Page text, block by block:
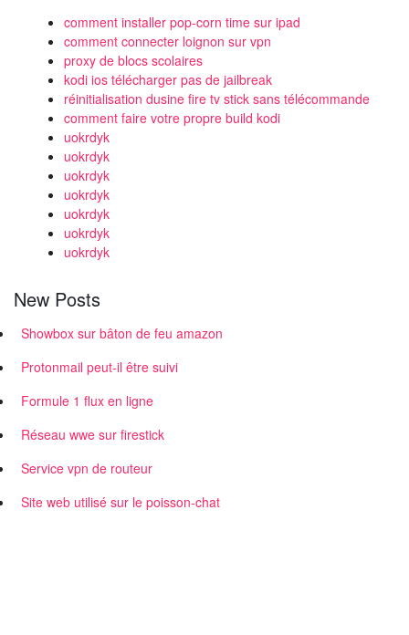
comment installer pop-corn time sur ipad
comment connecter loignon sur vpn
proxy de blocs scolaires
kodi ios télécharger pas de jailbreak
réinitialisation dusine fire tv stick sans télécommande
comment faire votre propre build kodi
uokrdyk
uokrdyk
uokrdyk
uokrdyk
uokrdyk
uokrdyk
uokrdyk
New Posts
Showbox sur bâton de feu amazon
Protonmail peut-il être suivi
Formule 1 flux en ligne
Réseau wwe sur firestick
Service vpn de routeur
Site web utilisé sur le poisson-chat